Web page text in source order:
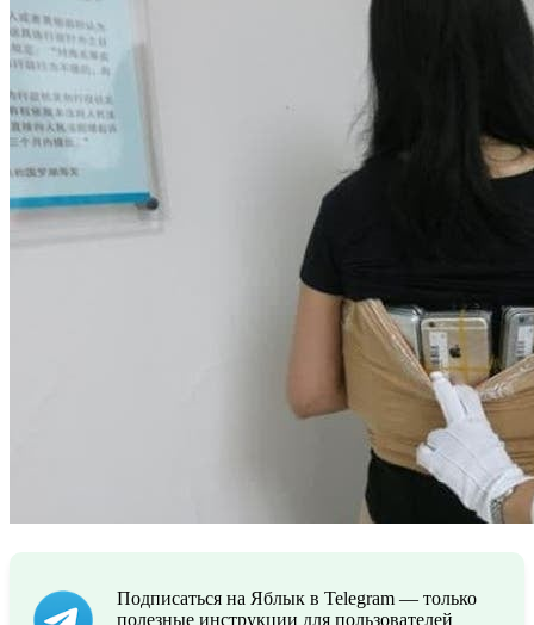
Подписаться на Яблык в Telegram — только
полезные инструкции для пользователей